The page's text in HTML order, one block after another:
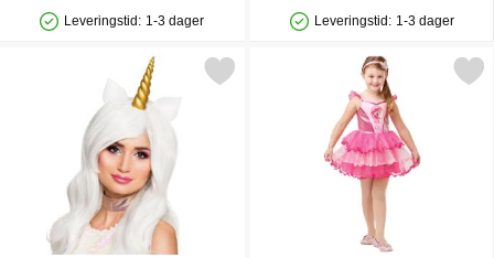
Produkttilgjengelighet: På lager
Leveringstid: 1-3 dager
Produkttilgjengelighet: På lager
Leveringstid: 1-3 dager
enhjørning Parykk med Enhjørninghorn og Ører som favoritt
Merk pinkie Pie Kjole